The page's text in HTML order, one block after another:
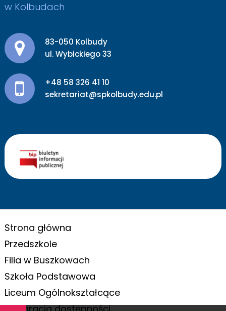
w Kolbudach
Adres pocztowy:
83-050 Kolbudy
ul. Wybickiego 33
+48 58 326 41 10
sekretariat@spkolbudy.edu.pl
Strona główna
Przedszkole
Filia w Buszkowach
Szkoła Podstawowa
Liceum Ogólnokształcące